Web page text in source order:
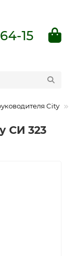
15
City
СИ 323